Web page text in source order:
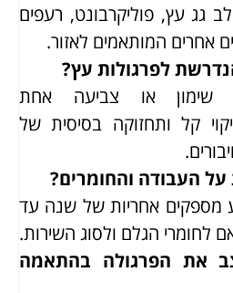
גג עץ, פוליקרבונט, רעפים
אחרים המותאמים לאזור.
לפרגולות עץ?
שימון או צביעה אחת
קל ותחזוקה בסיסית של
העבודה והחומרים?
מספקים אחריות של שנה עד
הגלם ולסוג השירות.
את הפרגולה בהתאמה